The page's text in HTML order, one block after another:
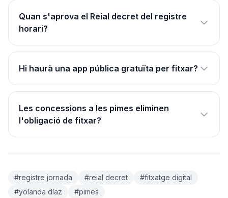
Quan s'aprova el Reial decret del registre
horari?
Hi haurà una app pública gratuïta per fitxar?
Les concessions a les pimes eliminen
l'obligació de fitxar?
#registre jornada #reial decret
#fitxatge digital
#yolanda díaz
#pimes